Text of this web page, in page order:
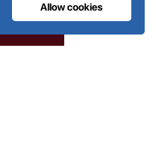
Allow cookies